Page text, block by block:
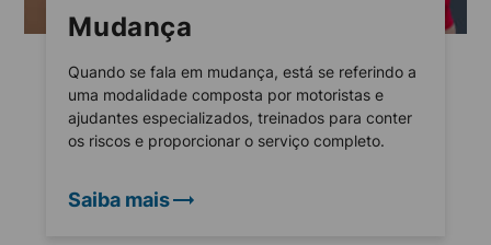
Mudança
Quando se fala em mudança, está se referindo a
uma modalidade composta por motoristas e
ajudantes especializados, treinados para conter
os riscos e proporcionar o serviço completo.
Saiba mais